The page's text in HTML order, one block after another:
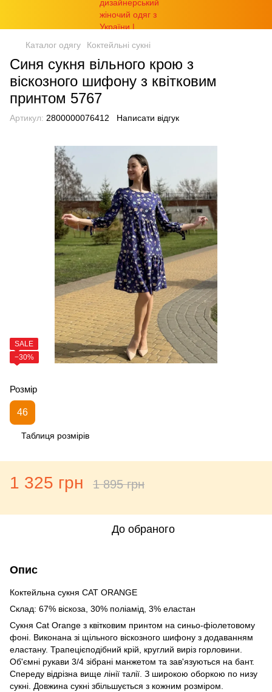
Каталог одягу Коктейльні сукні
Синя сукня вільного крою з
віскозного шифону з квітковим
принтом 5767
Артикул: 2800000076412 Написати відгук
SALE
−30%
Розмір
46
Таблиця розмірів
1 325 грн 1 895 грн
До обраного
Опис
Коктейльна сукня CAT ORANGE
Склад: 67% віскоза, 30% поліамід, 3% еластан
Сукня Cat Orange з квітковим принтом на синьо-фіолетовому
фоні. Виконана зі щільного віскозного шифону з додаванням
еластану. Трапецієподібний крій, круглий виріз горловини.
Об'ємні рукави 3/4 зібрані манжетом та зав'язуються на бант.
Спереду відрізна вище лінії талії. З широкою оборкою по низу
сукні. Довжина сукні збільшується з кожним розміром.